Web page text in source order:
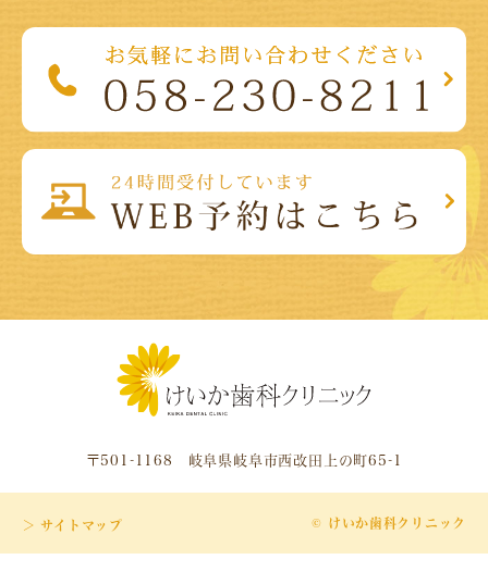
〒501-1168 岐阜県岐阜市西改田上の町65-1
＞ サイトマップ © けいか歯科クリニック